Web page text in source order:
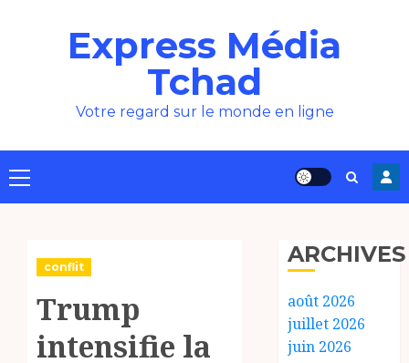
Express Média
Tchad
Votre regard sur le monde en ligne
Menu
principal
conflit
Trump
intensifie la
ARCHIVES
août 2026
juillet 2026
juin 2026